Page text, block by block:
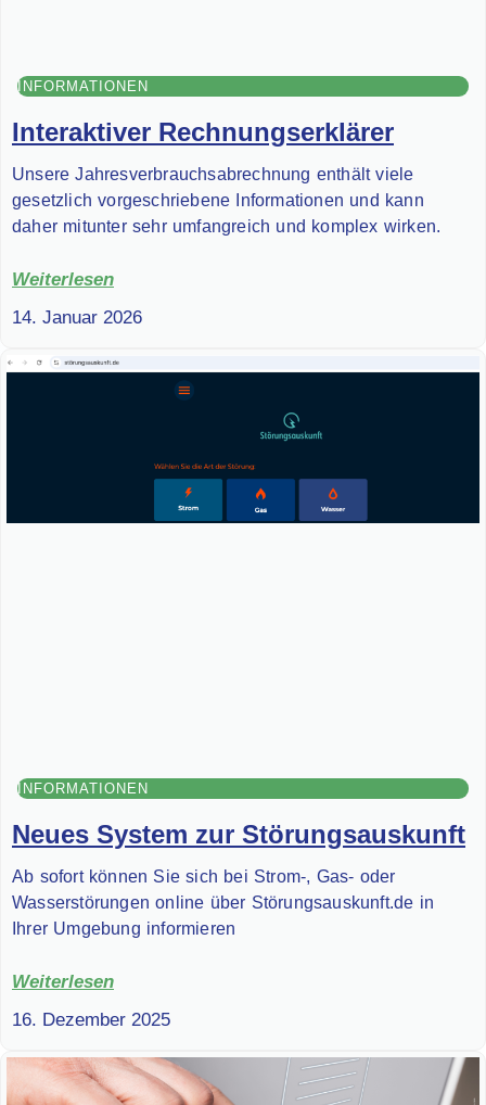
INFORMATIONEN
Interaktiver Rechnungserklärer
Unsere Jahresverbrauchsabrechnung enthält viele
gesetzlich vorgeschriebene Informationen und kann
daher mitunter sehr umfangreich und komplex wirken.
Weiterlesen
14. Januar 2026
INFORMATIONEN
Neues System zur Störungsauskunft
Ab sofort können Sie sich bei Strom-, Gas- oder
Wasserstörungen online über Störungsauskunft.de in
Ihrer Umgebung informieren
Weiterlesen
16. Dezember 2025